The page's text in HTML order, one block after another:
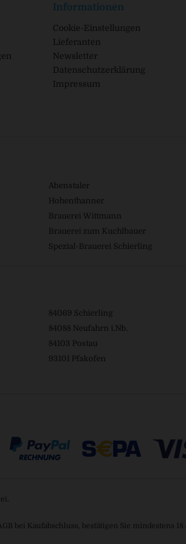
Informationen
Cookie-Einstellungen
Lieferanten
Newsletter
Datenschutzerklärung
Impressum
Abenstaler
Hohenthanner
Brauerei Wittmann
Brauerei zum Kuchlbauer
Spezial-Brauerei Schierling
84069 Schierling
84088 Neufahrn i.Nb.
84103 Postau
93101 Pfakofen
bei Kaufabschluss, bestätigen Sie mindestens 18